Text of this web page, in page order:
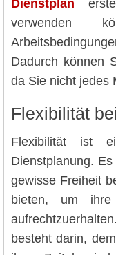
Dienstplan
verwenden
Dadurch können
da Sie nicht jedes
Flexibilität
Flexibilität ist
Dienstplanung.
gewisse Freiheit
bieten, um ihre
besteht darin,